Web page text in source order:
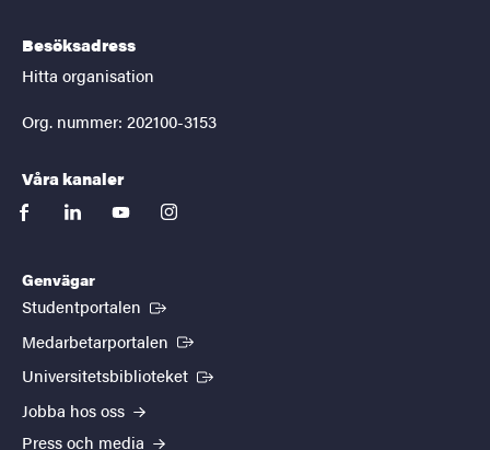
Besöksadress
Hitta organisation
Org. nummer: 202100-3153
Våra kanaler
facebooklinkedinyoutubeinstagram
Genvägar
Studentportalen (Extern länk)
Medarbetarportalen (Extern länk)
Universitetsbiblioteket (Extern länk)
Jobba hos oss
Press och media